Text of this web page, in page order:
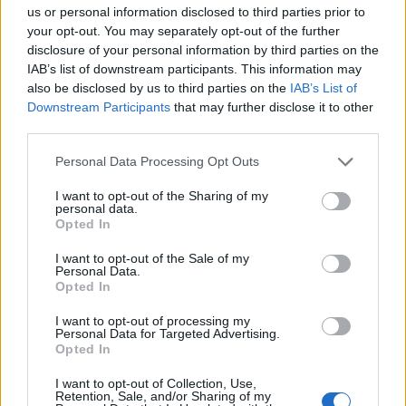
us or personal information disclosed to third parties prior to
your opt-out. You may separately opt-out of the further
disclosure of your personal information by third parties on the
IAB’s list of downstream participants. This information may
also be disclosed by us to third parties on the IAB’s List of
Downstream Participants that may further disclose it to other
Personal Data Processing Opt Outs
I want to opt-out of the Sharing of my
personal data.
Opted In
I want to opt-out of the Sale of my
Personal Data.
Opted In
I want to opt-out of processing my
Personal Data for Targeted Advertising.
Opted In
I want to opt-out of Collection, Use,
Retention, Sale, and/or Sharing of my
Video/ Kamioni e përplas
dhe e tërheq zvarrë 12-
vjeçarin që po kthehej nga
shkolla, i mituri shpëton
mrekullisht
SHBA: Bisedimet Oman-
Iran po avancojnë,
marrëveshja për lundrimin
në Hormuz pritet së
shpejti
Përplasje për emigrantët
kontrollet kufitare ndaj
udhëtarëve nga Italia
lënë dy të vdekur dhe